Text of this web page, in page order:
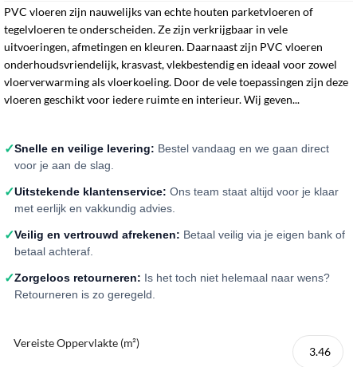
PVC vloeren zijn nauwelijks van echte houten parketvloeren of
tegelvloeren te onderscheiden. Ze zijn verkrijgbaar in vele
uitvoeringen, afmetingen en kleuren. Daarnaast zijn PVC vloeren
onderhoudsvriendelijk, krasvast, vlekbestendig en ideaal voor zowel
vloerverwarming als vloerkoeling. Door de vele toepassingen zijn deze
vloeren geschikt voor iedere ruimte en interieur. Wij geven...
✓Snelle en veilige levering: Bestel vandaag en we gaan direct
voor je aan de slag.
✓Uitstekende klantenservice: Ons team staat altijd voor je klaar
met eerlijk en vakkundig advies.
✓Veilig en vertrouwd afrekenen: Betaal veilig via je eigen bank of
betaal achteraf.
✓Zorgeloos retourneren: Is het toch niet helemaal naar wens?
Retourneren is zo geregeld.
Vereiste Oppervlakte (m²)